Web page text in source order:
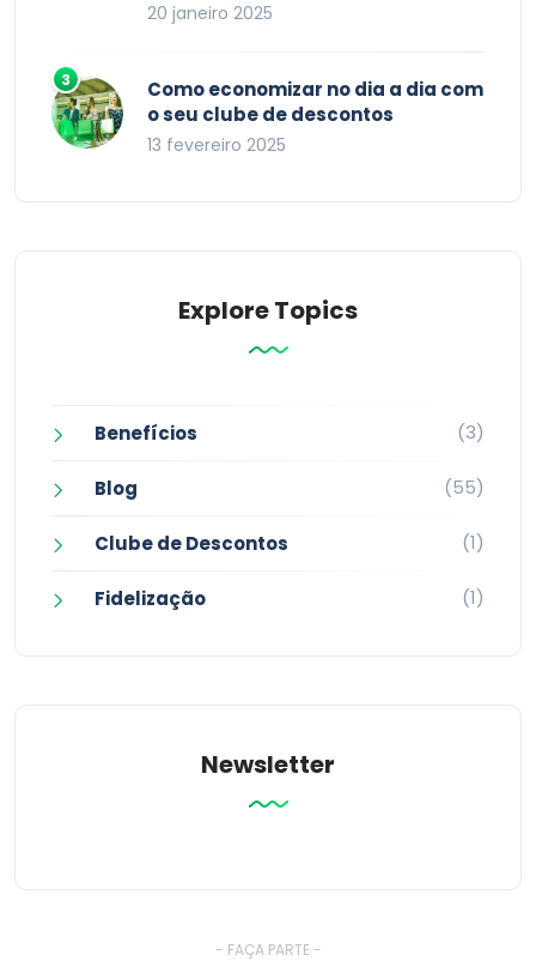
20 janeiro 2025
Como economizar no dia a dia com
o seu clube de descontos
13 fevereiro 2025
Explore Topics
Benefícios (3)
Blog (55)
Clube de Descontos (1)
Fidelização (1)
Newsletter
- FAÇA PARTE -